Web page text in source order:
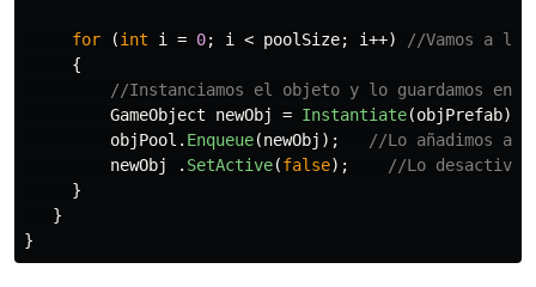
for (int i = 0; i < poolSize; i++)
//Vamos a
{
//Instanciamos el objeto y lo guardamos
GameObject
newObj = Instantiate(objPrefab);
objPool . Enqueue(newObj );
//Lo añadimos a
newObj
. SetActive(false);
//Lo
}
}
}